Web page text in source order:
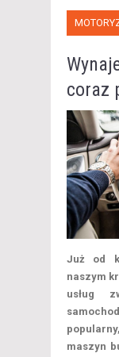
coraz
Już od
naszym
usług
maszyn